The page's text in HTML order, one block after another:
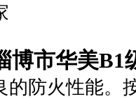
博市华美B1
的防火性能。